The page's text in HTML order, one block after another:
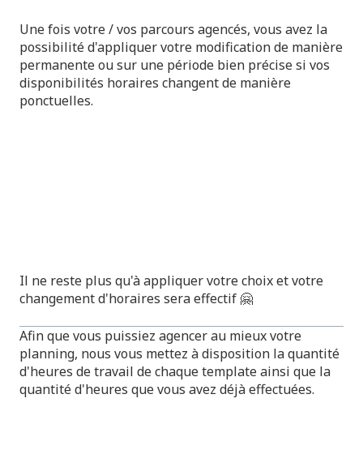
Une fois votre / vos parcours agencés, vous avez la
possibilité d'appliquer votre modification de manière
permanente ou sur une période bien précise si vos
disponibilités horaires changent de manière
ponctuelles.
Il ne reste plus qu'à appliquer votre choix et votre
changement d'horaires sera effectif 🤗
Afin que vous puissiez agencer au mieux votre
planning, nous vous mettez à disposition la quantité
d'heures de travail de chaque template ainsi que la
quantité d'heures que vous avez déjà effectuées.